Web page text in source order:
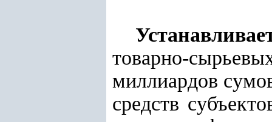
товарно-
миллиардов
средств